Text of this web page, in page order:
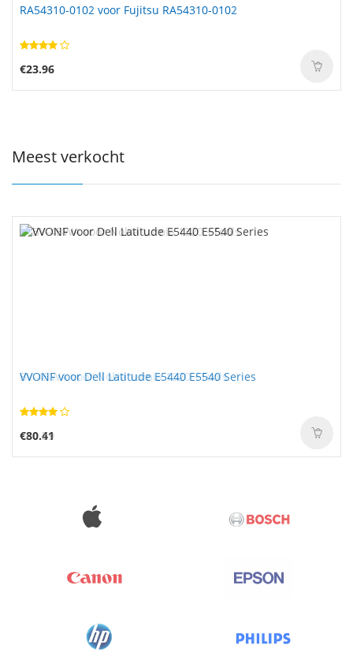
RA54310-0102 voor Fujitsu RA54310-0102
€23.96
Meest verkocht
VVONF voor Dell Latitude E5440 E5540 Series
€80.41